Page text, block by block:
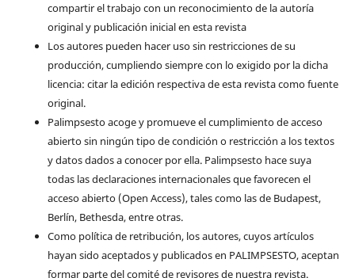
compartir el trabajo con un reconocimiento de la autoría
original y publicación inicial en esta revista
Los autores pueden hacer uso sin restricciones de su
producción, cumpliendo siempre con lo exigido por la dicha
licencia: citar la edición respectiva de esta revista como fuente
original.
Palimpsesto acoge y promueve el cumplimiento de acceso
abierto sin ningún tipo de condición o restricción a los textos
y datos dados a conocer por ella. Palimpsesto hace suya
todas las declaraciones internacionales que favorecen el
acceso abierto (Open Access), tales como las de Budapest,
Berlín, Bethesda, entre otras.
Como política de retribución, los autores, cuyos artículos
hayan sido aceptados y publicados en PALIMPSESTO, aceptan
formar parte del comité de revisores de nuestra revista.